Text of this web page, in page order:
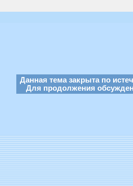
Данная тема закрыта по
Для продолжения